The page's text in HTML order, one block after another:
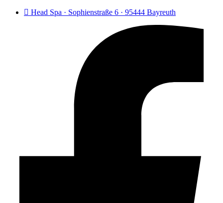
Head Spa · Sophienstraße 6 · 95444 Bayreuth